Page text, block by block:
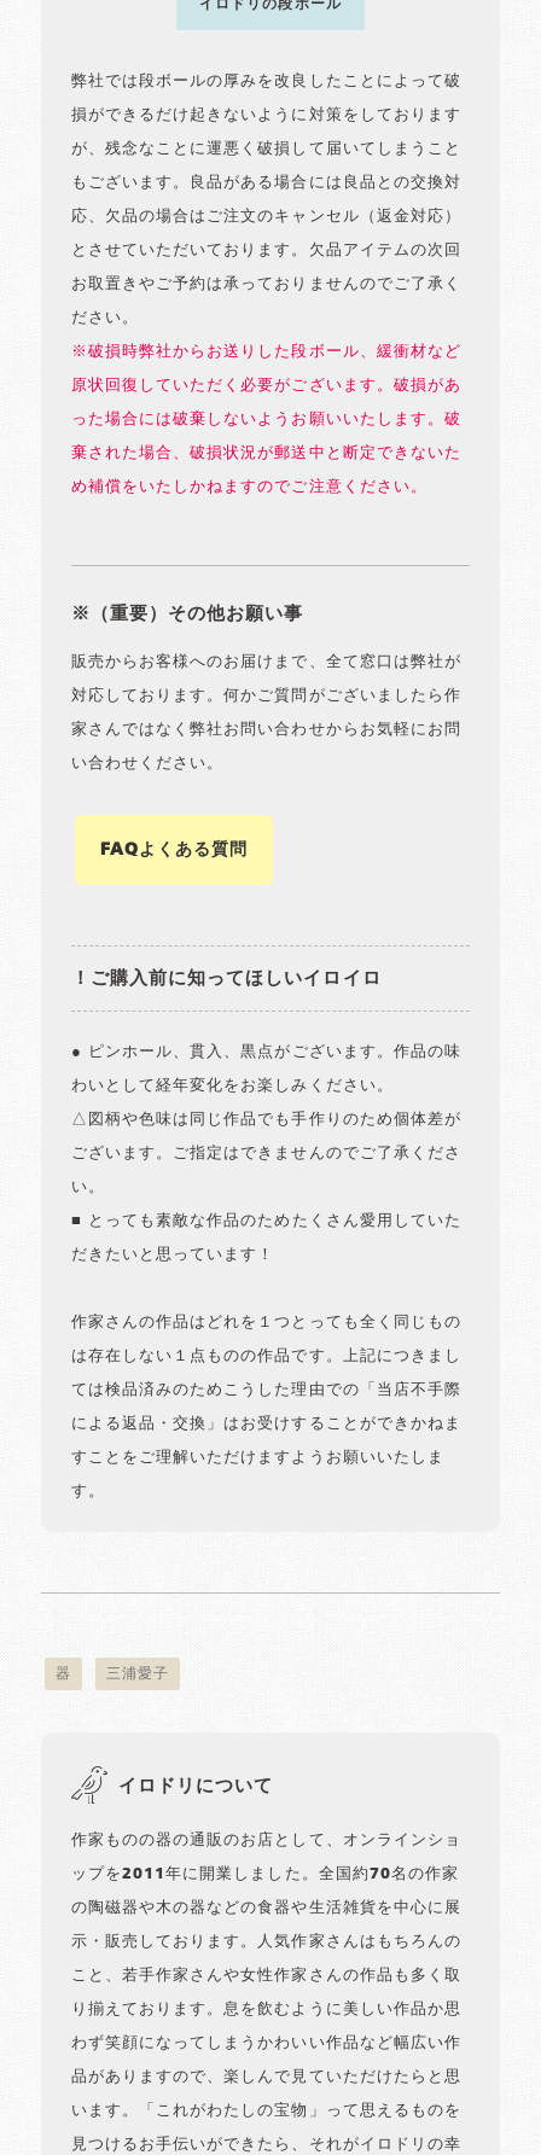
イロドリの段ボール
弊社では段ボールの厚みを改良したことによって破
損ができるだけ起きないように対策をしております
が、残念なことに運悪く破損して届いてしまうこと
もございます。良品がある場合には良品との交換対
応、欠品の場合はご注文のキャンセル（返金対応）
とさせていただいております。欠品アイテムの次回
お取置きやご予約は承っておりませんのでご了承く
ださい。
※破損時弊社からお送りした段ボール、緩衝材など
原状回復していただく必要がございます。破損があ
った場合には破棄しないようお願いいたします。破
棄された場合、破損状況が郵送中と断定できないた
め補償をいたしかねますのでご注意ください。
※（重要）その他お願い事
販売からお客様へのお届けまで、全て窓口は弊社が
対応しております。何かご質問がございましたら作
家さんではなく弊社お問い合わせからお気軽にお問
い合わせください。
FAQよくある質問
！ご購入前に知ってほしいイロイロ
● ピンホール、貫入、黒点がございます。作品の味
わいとして経年変化をお楽しみください。
△図柄や色味は同じ作品でも手作りのため個体差が
ございます。ご指定はできませんのでご了承くださ
い。
■ とっても素敵な作品のためたくさん愛用していた
だきたいと思っています！
作家さんの作品はどれを１つとっても全く同じもの
は存在しない１点ものの作品です。上記につきまし
ては検品済みのためこうした理由での「当店不手際
による返品・交換」はお受けすることができかねま
すことをご理解いただけますようお願いいたしま
す。
器 三浦愛子
イロドリについて
作家ものの器の通販のお店として、オンラインショ
ップを2011年に開業しました。全国約70名の作家
の陶磁器や木の器などの食器や生活雑貨を中心に展
示・販売しております。人気作家さんはもちろんの
こと、若手作家さんや女性作家さんの作品も多く取
り揃えております。息を飲むように美しい作品か思
わず笑顔になってしまうかわいい作品など幅広い作
品がありますので、楽しんで見ていただけたらと思
います。「これがわたしの宝物」って思えるものを
見つけるお手伝いができたら、それがイロドリの幸